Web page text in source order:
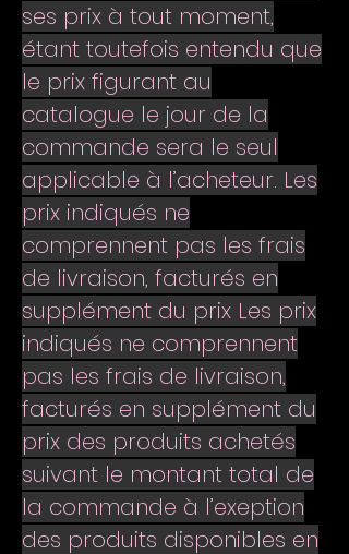
ses prix à tout moment,
étant toutefois entendu que
le prix figurant au
catalogue le jour de la
commande sera le seul
applicable à l’acheteur. Les
prix indiqués ne
comprennent pas les frais
de livraison, facturés en
supplément du prix Les prix
indiqués ne comprennent
pas les frais de livraison,
facturés en supplément du
prix des produits achetés
suivant le montant total de
la commande à l’exeption
des produits disponibles en